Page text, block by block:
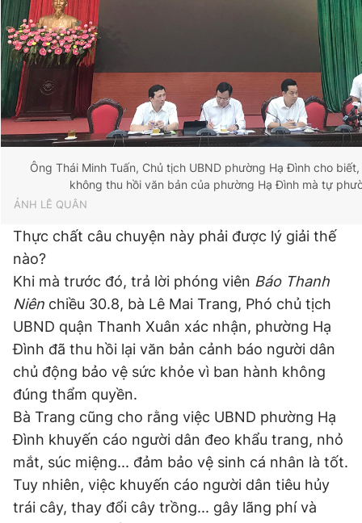
Ông Thái Minh Tuấn, Chủ tịch UBND phường Hạ Đình cho
không thu hồi văn bản của phường Hạ Đình mà tự
ẢNH LÊ QUÂN
Thực chất câu chuyện này phải được lý giải thế
nào?
Khi mà trước đó, trả lời phóng viên Báo Thanh
Niên chiều 30.8, bà Lê Mai Trang, Phó chủ tịch
UBND quận Thanh Xuân xác nhận, phường Hạ
Đình đã thu hồi lại văn bản cảnh báo người dân
chủ động bảo vệ sức khỏe vì ban hành không
đúng thẩm quyền.
Bà Trang cũng cho rằng việc UBND phường Hạ
Đình khuyến cáo người dân đeo khẩu trang, nhỏ
mắt, súc miệng... đảm bảo vệ sinh cá nhân là tốt.
Tuy nhiên, việc khuyến cáo người dân tiêu hủy
trái cây, thay đổi cây trồng... gây lãng phí và